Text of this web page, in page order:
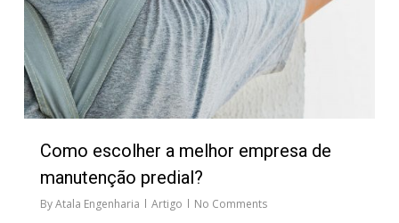
Como escolher a melhor empresa de
manutenção predial?
ByAtala Engenharia Artigo No Comments